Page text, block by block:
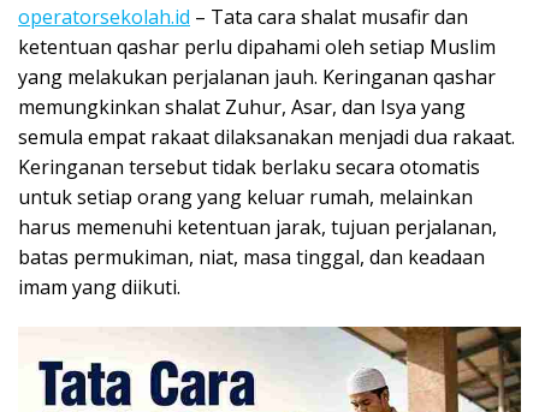
operatorsekolah.id – Tata cara shalat musafir dan
ketentuan qashar perlu dipahami oleh setiap Muslim
yang melakukan perjalanan jauh. Keringanan qashar
memungkinkan shalat Zuhur, Asar, dan Isya yang
semula empat rakaat dilaksanakan menjadi dua rakaat.
Keringanan tersebut tidak berlaku secara otomatis
untuk setiap orang yang keluar rumah, melainkan
harus memenuhi ketentuan jarak, tujuan perjalanan,
batas permukiman, niat, masa tinggal, dan keadaan
imam yang diikuti.